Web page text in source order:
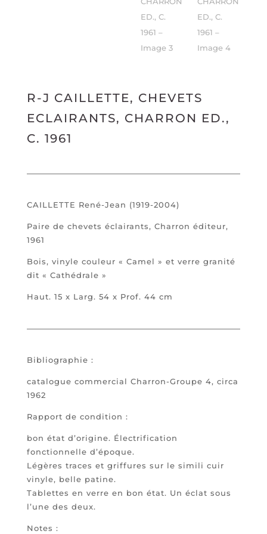
R-J CAILLETTE, CHEVETS
ECLAIRANTS, CHARRON ED.,
C. 1961
CAILLETTE René-Jean (1919-2004)
Paire de chevets éclairants, Charron éditeur,
1961
Bois, vinyle couleur « Camel » et verre granité
dit « Cathédrale »
Haut. 15 x Larg. 54 x Prof. 44 cm
Bibliographie :
catalogue commercial Charron-Groupe 4, circa
1962
Rapport de condition :
bon état d’origine. Électrification
fonctionnelle d’époque.
Légères traces et griffures sur le simili cuir
vinyle, belle patine.
Tablettes en verre en bon état. Un éclat sous
l’une des deux.
Notes :